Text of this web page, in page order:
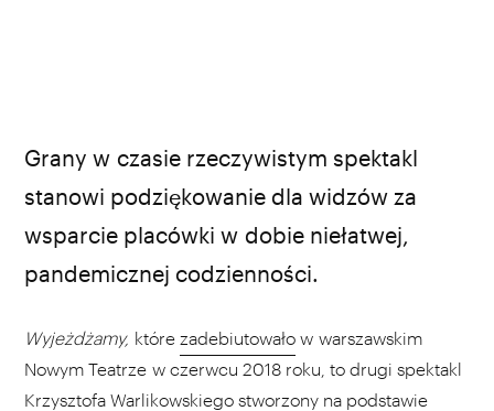
Grany w czasie rzeczywistym spektakl
stanowi podziękowanie dla widzów za
wsparcie placówki w dobie niełatwej,
pandemicznej codzienności.
Wyjeżdżamy, które zadebiutowało w warszawskim
Nowym Teatrze w czerwcu 2018 roku, to drugi spektakl
Krzysztofa Warlikowskiego stworzony na podstawie